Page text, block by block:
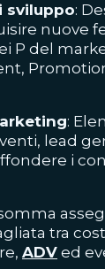
sviluppo:
nuove
P del
:
lead
i
tra
ADV ed